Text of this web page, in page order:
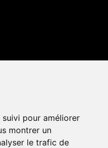
pour améliorer
montrer un
le trafic de